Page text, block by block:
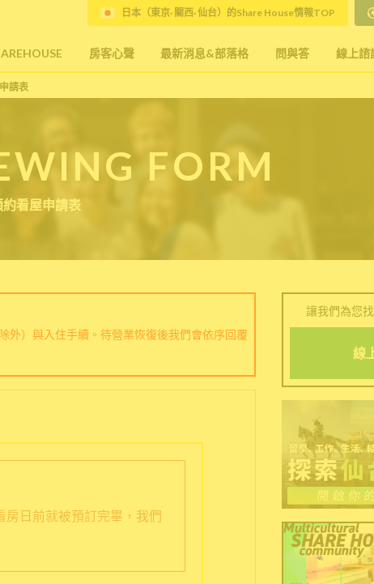
房客心聲 最新消息&部落格 問與答 線上諮
日本（東京· 關西· 仙台）的Share House情報TOP
請表
FORM
約看屋申請表
外）與入住手續。待營業恢復後我們會依序回覆
房日前就被預訂完畢，我們
讓我們為您
線